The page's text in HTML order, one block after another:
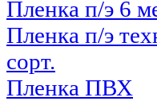
Пленка п/э 6
Пленка п/э
сорт.
Пленка ПВХ